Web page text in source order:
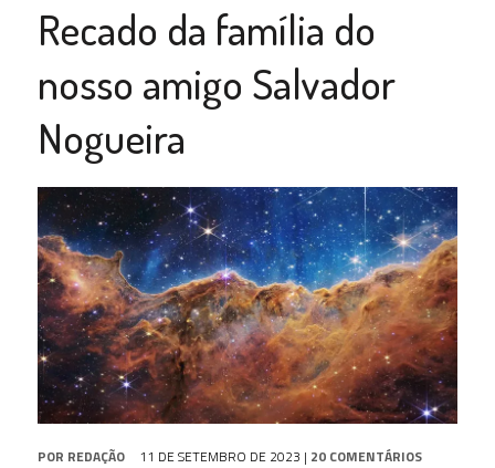
Recado da família do
nosso amigo Salvador
Nogueira
POR REDAÇÃO 11 DE SETEMBRO DE 2023 | 20 COMENTÁRIOS